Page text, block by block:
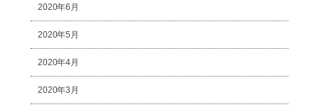
2020年6月
2020年5月
2020年4月
2020年3月